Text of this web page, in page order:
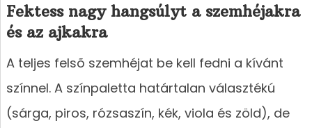
Fektess nagy hangsúlyt a szemhéjakra
és az ajkakra
A teljes felsõ szemhéjat be kell fedni a kívánt
színnel. A színpaletta határtalan választékú
(sárga, piros, rózsaszín, kék, viola és zöld), de